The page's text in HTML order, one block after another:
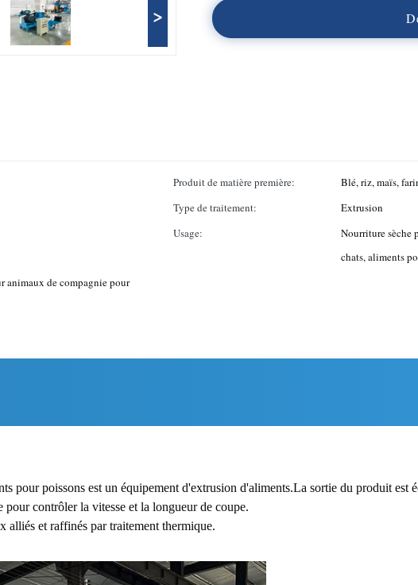
> D
Produit de matière première:
Blé, riz, maïs,
Type de traitement:
Extrusion
Usage:
Nourriture sèche
chats, aliments
animaux de compagnie pour
pour poissons est un équipement d'extrusion d'aliments.La sortie du produit est
contrôler la vitesse et la longueur de coupe.
alliés et raffinés par traitement thermique.